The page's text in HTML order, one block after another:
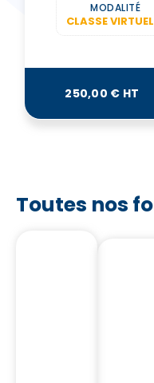
MODALITÉ
CLASSE
250,00 € HT
Toutes nos